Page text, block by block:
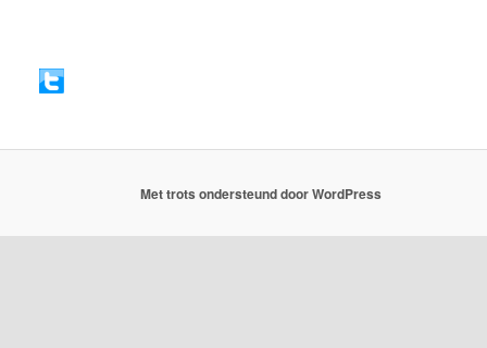
Met trots ondersteund door WordPress